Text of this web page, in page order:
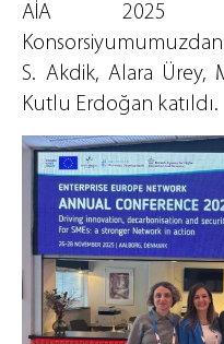
AİA 2025
S. Akdik, Alara Ürey,
Kutlu Erdoğan katıldı.